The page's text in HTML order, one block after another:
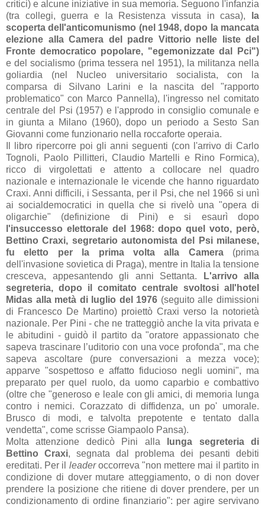
critici) e alcune iniziative in sua memoria. Seguono l'infanzia
(tra collegi, guerra e la Resistenza vissuta in casa),
la
scoperta dell'anticomunismo (nel 1948, dopo la mancata
elezione alla Camera del padre Vittorio nelle liste del
Fronte democratico popolare, "egemonizzate dal Pci")
e del socialismo (prima tessera nel 1951), la militanza nella
goliardia (nel Nucleo universitario socialista, con la
comparsa di Silvano Larini e la nascita del "rapporto
problematico" con Marco Pannella), l'ingresso nel comitato
centrale del Psi (1957) e l'approdo in consiglio comunale e
in giunta a Milano (1960), dopo un periodo a Sesto San
Giovanni come funzionario nella roccaforte operaia.
Il libro ripercorre poi gli anni seguenti (con l'arrivo di Carlo
Tognoli, Paolo Pillitteri, Claudio Martelli e Rino Formica),
ricco di virgolettati e attento a collocare nel quadro
nazionale e internazionale le vicende che hanno riguardato
Craxi. Anni difficili, i Sessanta, per il Psi, che nel 1966 si unì
ai socialdemocratici in quella che si rivelò una "opera di
oligarchie" (definizione di Pini) e si esaurì dopo
l'insuccesso elettorale del 1968: dopo quel voto, però,
Bettino Craxi, segretarioautonomistadel Psi milanese,
fu eletto per la prima volta alla Camera (prima
dell'invasione sovietica di Praga), mentre in Italia la tensione
cresceva, appesantendo gli anni Settanta.
L'arrivo alla
segreteria, dopo il comitato centrale svoltosi all'hotel
Midas alla metà di luglio del 1976 (seguito alle dimissioni
di Francesco De Martino) proiettò Craxi verso la notorietà
nazionale. Per Pini - che ne tratteggiò anche la vita privata e
le abitudini - guidò il partito da "oratore appassionato che
sapeva trascinare l’uditorio con unavoce profonda", ma che
sapeva ascoltare (pure conversazioni a mezza voce);
apparve "sospettoso e affatto fiducioso negli uomini", ma
preparato per quel ruolo, da uomo caparbio e combattivo
(oltre che "generoso e leale con gli amici, di memoria lunga
contro i nemici. Corazzato di diffidenza, un po' umorale.
Brusco di modi, e talvolta prepotente e tentato dalla
vendetta", come scrisse Giampaolo Pansa).
Molta attenzione dedicò Pini alla
lunga segreteria di
Bettino Craxi, segnata dal problema dei pesanti debiti
ereditati. Per il leaderoccorreva "non mettere mai il partito in
condizione di dover mutare atteggiamento, o di non dover
prendere la posizione che ritiene di dover prendere, per un
condizionamento di ordine finanziario": per agire servivano